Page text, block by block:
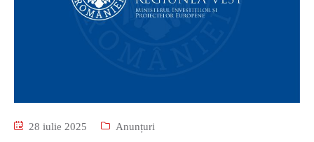
28 iulie 2025 Anunțuri